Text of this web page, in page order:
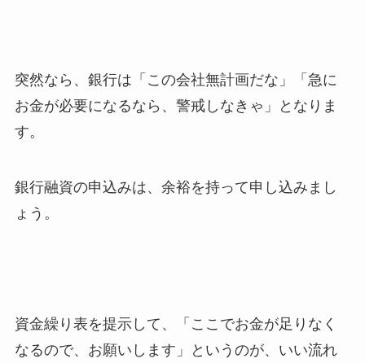
突然なら、銀行は「この会社無計画だな」「急に
お金が必要になるなら、警戒しなきゃ」となりま
す。
銀行融資の申込みは、余裕を持って申し込みまし
ょう。
資金繰り表を提示して、「ここでお金が足りなく
なるので、お願いします」というのが、いい流れ